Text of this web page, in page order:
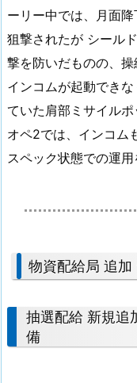
ーリー中では、月面
狙撃されたが シール
撃を防いだものの、
インコムが起動でき
ていた肩部ミサイル
オペ2では、インコム
スペック状態での運用
物資配給局 追加
抽選配給 新規
備